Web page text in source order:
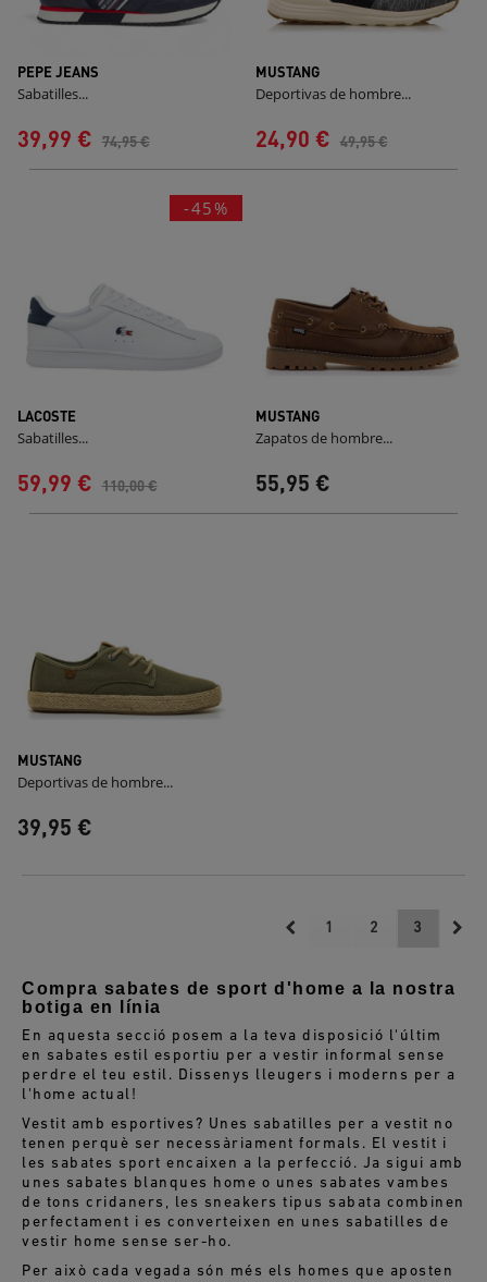
PEPE JEANS
Sabatilles...
39,99 € 74,95 €
MUSTANG
Deportivas de hombre...
24,90 € 49,95 €
-45%
LACOSTE
Sabatilles...
59,99 € 110,00 €
MUSTANG
Zapatos de hombre...
55,95 €
MUSTANG
Deportivas de hombre...
39,95 €
1 2 3
Compra sabates de sport d'home a la nostra
botiga en línia
En aquesta secció posem a la teva disposició l'últim
en sabates estil esportiu per a vestir informal sense
perdre el teu estil. Dissenys lleugers i moderns per a
l'home actual!
Vestit amb esportives? Unes sabatilles per a vestit no
tenen perquè ser necessàriament formals. El vestit i
les sabates sport encaixen a la perfecció. Ja sigui amb
unes sabates blanques home o unes sabates vambes
de tons cridaners, les sneakers tipus sabata combinen
perfectament i es converteixen en unes sabatilles de
vestir home sense ser-ho.
Per això cada vegada són més els homes que aposten